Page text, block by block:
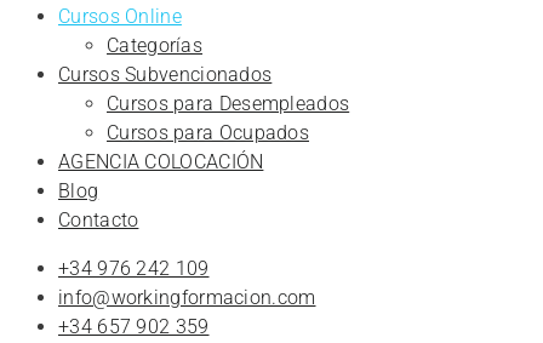
Cursos Online
Categorías
Cursos Subvencionados
Cursos para Desempleados
Cursos para Ocupados
AGENCIA COLOCACIÓN
Blog
Contacto
+34 976 242 109
info@workingformacion.com
+34 657 902 359